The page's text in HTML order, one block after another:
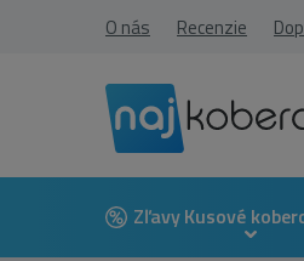
O nás Recenzie
ZľavyKusové